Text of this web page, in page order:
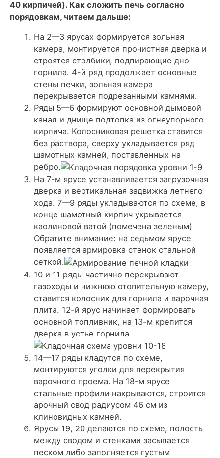
40 кирпичей). Как сложить печь согласно
порядовкам, читаем дальше:
На 2—3 ярусах формируется зольная
камера, монтируется прочистная дверка и
строятся столбики, подпирающие дно
горнила. 4-й ряд продолжает основные
стены печки, зольная камера
перекрывается подрезанными камнями.
Ряды 5—6 формируют основной дымовой
канал и днище подтопка из огнеупорного
кирпича. Колосниковая решетка ставится
без раствора, сверху укладывается ряд
шамотных камней, поставленных на
ребро.
На 7-м ярусе устанавливается загрузочная
дверка и вертикальная задвижка летнего
хода. 7—9 ряды укладываются по схеме, в
конце шамотный кирпич укрывается
каолиновой ватой (помечена зеленым).
Обратите внимание: на седьмом ярусе
появляется армировка стенок стальной
сеткой.
10 и 11 ряды частично перекрывают
газоходы и нижнюю отопительную камеру,
ставится колосник для горнила и варочная
плита. 12-й ярус начинает формировать
основной топливник, на 13-м крепится
дверка в устье горнила.
14—17 ряды кладутся по схеме,
монтируются уголки для перекрытия
варочного проема. На 18-м ярусе
стальные профили накрываются, строится
арочный свод радиусом 46 см из
клиновидных камней.
Ярусы 19, 20 делаются по схеме, полость
между сводом и стенками засыпается
песком либо заполняется густым